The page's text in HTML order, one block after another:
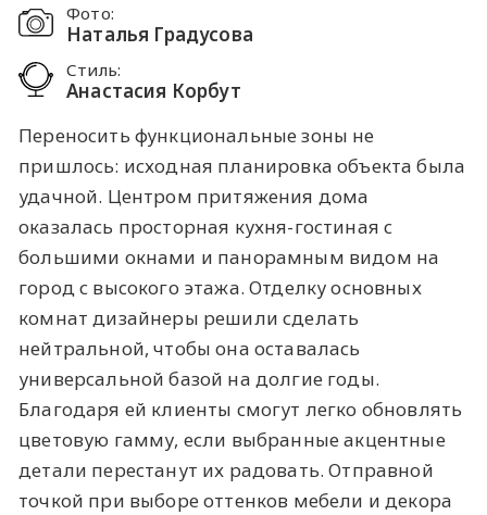
Фото:
Наталья Градусова
Стиль:
Анастасия Корбут
Переносить функциональные зоны не
пришлось: исходная планировка объекта была
удачной. Центром притяжения дома
оказалась просторная кухня-гостиная с
большими окнами и панорамным видом на
город с высокого этажа. Отделку основных
комнат дизайнеры решили сделать
нейтральной, чтобы она оставалась
универсальной базой на долгие годы.
Благодаря ей клиенты смогут легко обновлять
цветовую гамму, если выбранные акцентные
детали перестанут их радовать. Отправной
точкой при выборе оттенков мебели и декора